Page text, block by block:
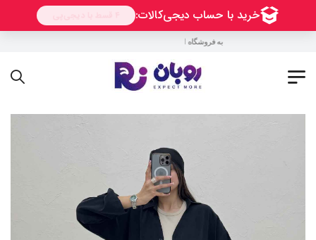
به فروشگاه اینترنتی روبان خوش آمدید !